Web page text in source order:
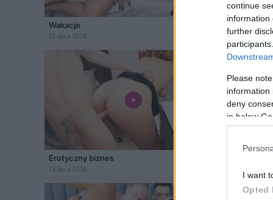
continue
information
further
Please
information
deny
in below
I want
Opted
Wakacje
21 lipca 2026 20 lipca 2026
Erotyczny biznes
14 lipca 2026